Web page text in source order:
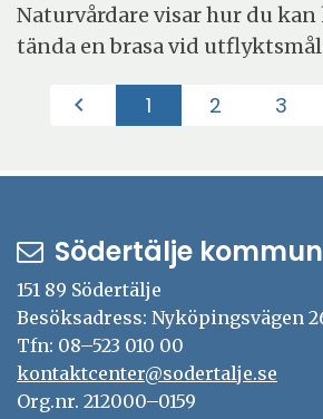
Naturvårdare visar hur du kan
tända en brasa vid
chevron_left 1(Aktuell)
2 3
Södertälje kommun
151 89 Södertälje
Besöksadress: Nyköpingsvägen
Tfn: 08–523 010 00
kontaktcenter@sodertalje.se
Org.nr. 212000–0159